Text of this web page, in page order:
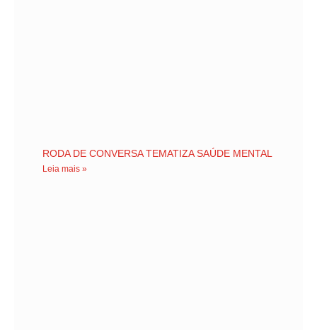
RODA DE CONVERSA TEMATIZA SAÚDE MENTAL
Leia mais »